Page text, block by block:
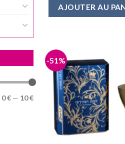
0 € — 10 €
AJOUTER AU
-51%